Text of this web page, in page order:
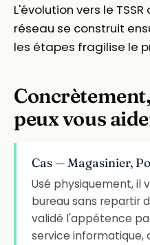
L'évolution vers le
réseau se construit
les étapes fragilise le
peux vous
Cas — Magasinier,
Usé physiquement, il
bureau sans repartir
validé l'appétence
service informatique,